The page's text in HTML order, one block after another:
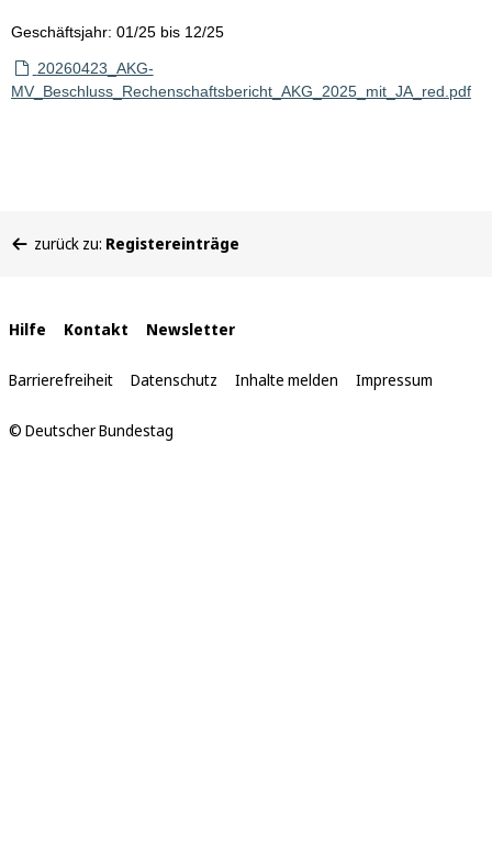
Geschäftsjahr: 01/25 bis 12/25
20260423_AKG-
MV_Beschluss_Rechenschaftsbericht_AKG_2025_mit_JA_red.pdf
befinden
zurück zu: Registereinträge
Interne
Links
Hilfe Kontakt Newsletter
Barrierefreiheit Datenschutz Inhalte melden Impressum
© Deutscher Bundestag